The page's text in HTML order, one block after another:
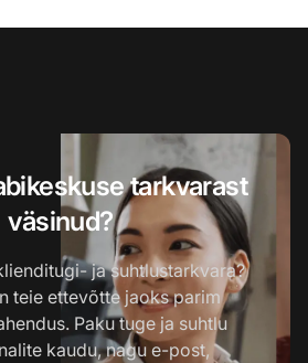
tarkvarast
väsinud?
ja suhtlustarkvara?
teie ettevõtte jaoks parim
Paku tuge ja suhtlu
kaudu, nagu e-post,